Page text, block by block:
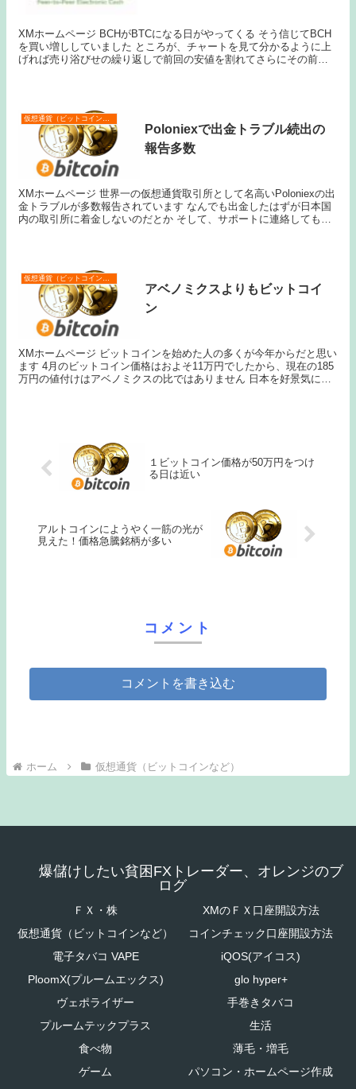
XMホームページ BCHがBTCになる日がやってくる そう信じてBCH
を買い増ししていました ところが、チャートを見て分かるように上
げれば売り浴びせの繰り返しで前回の安値を割れてさらにその前に
Poloniexで出金トラブル続出の
報告多数
XMホームページ 世界一の仮想通貨取引所として名高いPoloniexの出
金トラブルが多数報告されています なんでも出金したはずが日本国
内の取引所に着金しないのだとか そして、サポートに連絡しても対
仮想通貨（ビットコインなど）
アベノミクスよりもビットコイ
ン
XMホームページ ビットコインを始めた人の多くが今年からだと思い
ます 4月のビットコイン価格はおよそ11万円でしたから、現在の185
万円の値付けはアベノミクスの比ではありません 日本を好景気にす
１ビットコイン価格が50万円をつけ
る日は近い
アルトコインにようやく一筋の光が
見えた！価格急騰銘柄が多い
コメント
コメントを書き込む
ホーム 仮想通貨（ビットコインなど）
爆儲けしたい貧困FXトレーダー、オレンジのブ
ログ
ＦＸ・株
XMのＦＸ口座開設方法
仮想通貨（ビットコインなど）
コインチェック口座開設方法
電子タバコ VAPE
iQOS(アイコス)
PloomX(プルームエックス)
glo hyper+
ヴェポライザー
手巻きタバコ
プルームテックプラス
生活
食べ物
薄毛・増毛
ゲーム
パソコン・ホームページ作成